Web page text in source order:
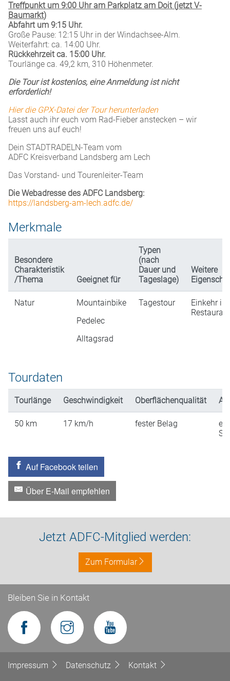
Treffpunkt um 9:00 Uhr am Parkplatz am Doit (jetzt V-
Baumarkt)
Abfahrt um 9:15 Uhr.
Große Pause: 12:15 Uhr in der Windachsee-Alm.
Weiterfahrt: ca. 14:00 Uhr.
Rückkehrzeit ca. 15:00 Uhr.
Tourlänge ca. 49,2 km, 310 Höhenmeter.
Die Tour ist kostenlos, eine Anmeldung ist nicht
erforderlich!
Hier die GPX-Datei der Tour herunterladen
Lasst auch ihr euch vom Rad-Fieber anstecken – wir
freuen uns auf euch!
Dein STADTRADELN-Team vom
ADFC Kreisverband Landsberg am Lech
Das Vorstand- und Tourenleiter-Team
Die Webadresse des ADFC Landsberg:
https://landsberg-am-lech.adfc.de/
Merkmale
Besondere
Charakteristik
/Thema
Geeignet für
Typen
(nach
Dauer und
Tageslage)
Weitere
Natur
Mountainbike
Pedelec
Alltagsrad
Tagestour
Einkehr in
Tourdaten
Tourlänge Geschwindigkeit Oberflächenqualität
50 km 17 km/h fester Belag
Auf Facebook teilen
Über E-Mail empfehlen
Jetzt ADFC-Mitglied werden:
Zum Formular
Bleiben Sie in Kontakt
Impressum Datenschutz Kontakt